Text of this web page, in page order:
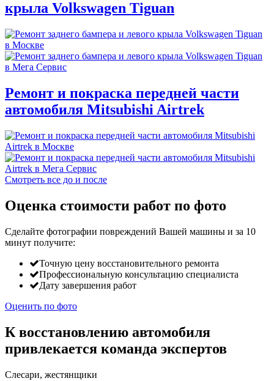
крыла Volkswagen Tiguan
Ремонт и покраска передней части
автомобиля Mitsubishi Airtrek
Смотреть все до и после
Оценка стоимости работ по фото
Сделайте фотографии повреждений Вашей машины и за 10
минут получите:
Точную цену восстановительного ремонта
Профессиональную консультацию специалиста
Дату завершения работ
Оценить по фото
К восстановлению автомобиля
привлекается команда экспертов
Слесари, жестянщики